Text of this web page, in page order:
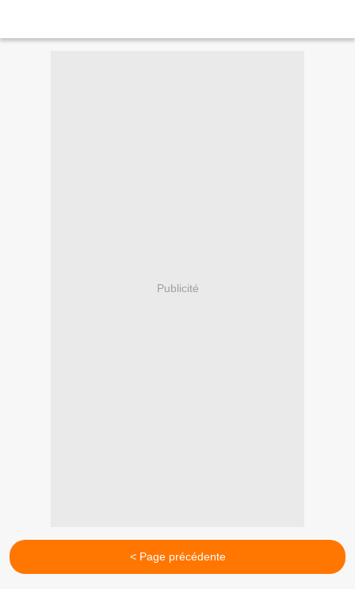
Publicité
< Page précédente